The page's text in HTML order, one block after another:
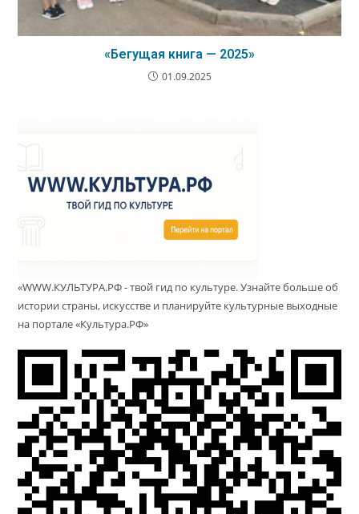
«Бегущая книга — 2025»
01.09.2025
«WWW.КУЛЬТУРА.РФ - твой гид по культуре. Узнайте больше об
истории страны, искусстве и планируйте культурные выходные
на портале «Культура.РФ»